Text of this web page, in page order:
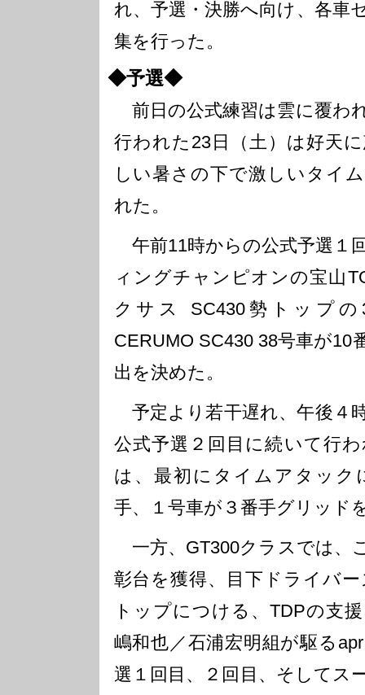
れ、予選・決勝へ向け、各車
集を行った。
◆予選◆
前日の公式練習は雲に覆わ
行われた23日（土）は好天
しい暑さの下で激しいタイ
れた。
午前11時からの公式予選１
ィングチャンピオンの宝山
クサス SC430勢トップ
CERUMO SC430 38号車が10
出を決めた。
予定より若干遅れ、午後４
公式予選２回目に続いて行
は、最初にタイムアタック
手、１号車が３番手グリッド
一方、GT300クラスでは、
彰台を獲得、目下ドライバ
トップにつける、TDPの支
嶋和也／石浦宏明組が駆る
選１回目、２回目、そしてス